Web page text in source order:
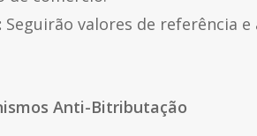
Seguirão valores de referência
Anti-Bitributação